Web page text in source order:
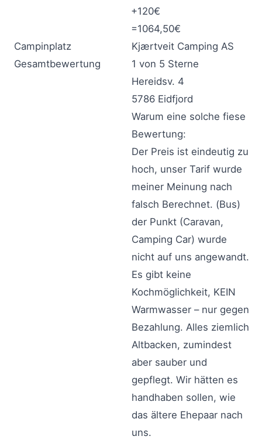
+120€
=1064,50€
Campinplatz
Kjærtveit Camping AS
Gesamtbewertung
1 von 5 Sterne
Hereidsv. 4
5786 Eidfjord
Warum eine solche fiese
Bewertung:
Der Preis ist eindeutig zu
hoch, unser Tarif wurde
meiner Meinung nach
falsch Berechnet. (Bus)
der Punkt (Caravan,
Camping Car) wurde
nicht auf uns angewandt.
Es gibt keine
Kochmöglichkeit, KEIN
Warmwasser – nur gegen
Bezahlung. Alles ziemlich
Altbacken, zumindest
aber sauber und
gepflegt. Wir hätten es
handhaben sollen, wie
das ältere Ehepaar nach
uns.